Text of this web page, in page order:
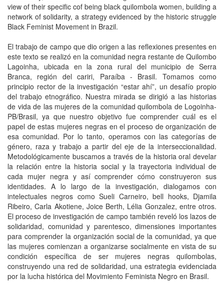
view of their specific cof being black quilombola women, building a
network of solidarity, a strategy evidenced by the historic struggle
Black Feminist Movement in Brazil.
El trabajo de campo que dio origen a las reflexiones presentes en
este texto se realizó en la comunidad negra restante de Quilombo
Lagoinha, ubicada en la zona rural del municipio de Serra
Branca, región del cariri, Paraíba - Brasil. Tomamos como
principio rector de la investigación “estar ahí”, un desafío propio
del trabajo etnográfico. Nuestra mirada se dirigió a las historias
de vida de las mujeres de la comunidad quilombola de Logoinha-
PB/Brasil, ya que nuestro objetivo fue comprender cuál es el
papel de estas mujeres negras en el proceso de organización de
esa comunidad. Por lo tanto, operamos con las categorías de
género, raza y trabajo a partir del eje de la interseccionalidad.
Metodológicamente buscamos a través de la historia oral develar
la relación entre la historia social y la trayectoria individual de
cada mujer negra y así comprender cómo construyeron sus
identidades. A lo largo de la investigación, dialogamos con
intelectuales negros como Sueli Carneiro, bell hooks, Djamila
Ribeiro, Carla Akotiene, Joice Berth, Lélia Gonzalez, entre otros.
El proceso de investigación de campo también reveló los lazos de
solidaridad, comunidad y parentesco, dimensiones importantes
para comprender la organización social de la comunidad, ya que
las mujeres comienzan a organizarse socialmente en vista de su
condición específica de ser mujeres negras quilombolas,
construyendo una red de solidaridad, una estrategia evidenciada
por la lucha histórica del Movimiento Feminista Negro en Brasil.